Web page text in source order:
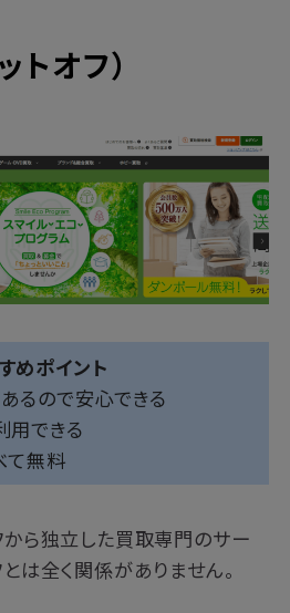
トオフ）
めポイント
るので安心できる
用できる
て無料
から独立した買取専門のサー
は全く関係がありません。